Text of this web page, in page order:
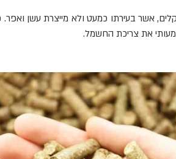
אשר בעירתו כמעט ולא מייצרת עשן
את צריכת החשמל.